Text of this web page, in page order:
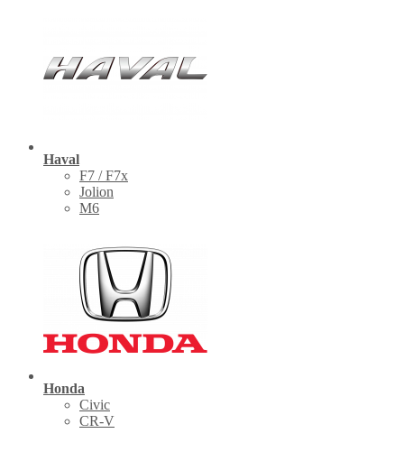
Haval
F7 / F7x
Jolion
M6
Honda
Civic
CR-V